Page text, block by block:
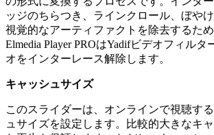
ッジのちらつき、ラインクロール、ぼや
視覚的なアーティファクトを除去するため
Elmedia Player PROはYadifビデオフィル
オをインターレース解除します。
キャッシュサイズ
このスライダーは、オンラインで視聴す
ュサイズを設定します。比較的大きなキ